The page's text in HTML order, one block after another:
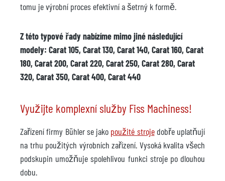
tomu je výrobní proces efektivní a šetrný k formě.
Z této typové řady nabízíme mimo jiné následující
modely: Carat 105, Carat 130, Carat 140, Carat 160, Carat
180, Carat 200, Carat 220, Carat 250, Carat 280, Carat
320, Carat 350, Carat 400, Carat 440
Využijte komplexní služby Fiss Machiness!
Zařízení firmy Bühler se jako použité strojedobře uplatňují
na trhu použitých výrobních zařízení. Vysoká kvalita všech
podskupin umožňuje spolehlivou funkci stroje po dlouhou
dobu.